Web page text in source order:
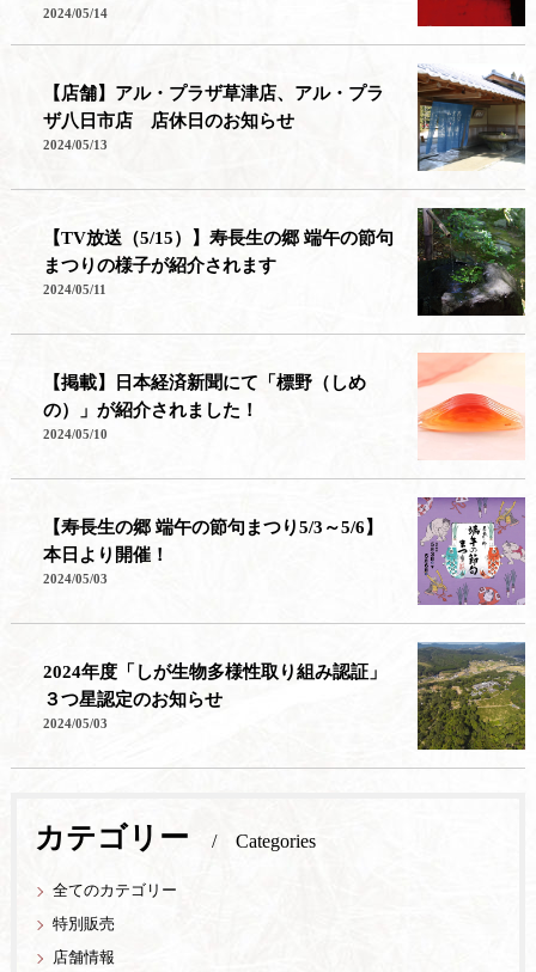
2024/05/14
【店舗】アル・プラザ草津店、アル・プラ
ザ八日市店 店休日のお知らせ
2024/05/13
【TV放送（5/15）】寿長生の郷 端午の節句
まつりの様子が紹介されます
2024/05/11
【掲載】日本経済新聞にて「標野（しめ
の）」が紹介されました！
2024/05/10
【寿長生の郷 端午の節句まつり5/3～5/6】
本日より開催！
2024/05/03
2024年度「しが生物多様性取り組み認証」
３つ星認定のお知らせ
2024/05/03
カテゴリー Categories
全てのカテゴリー
特別販売
店舗情報